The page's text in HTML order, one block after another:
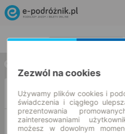
Z
DO
Zezwól na cookies
Używamy plików cookies i
świadczenia i ciągłego
prezentowania
zainteresowaniami
możesz w dowolnym